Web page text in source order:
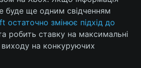
Світ
Лайт
буде ще одним свідченням
остаточно змінює підхід до
робить ставку на максимальні
на конкуруючих